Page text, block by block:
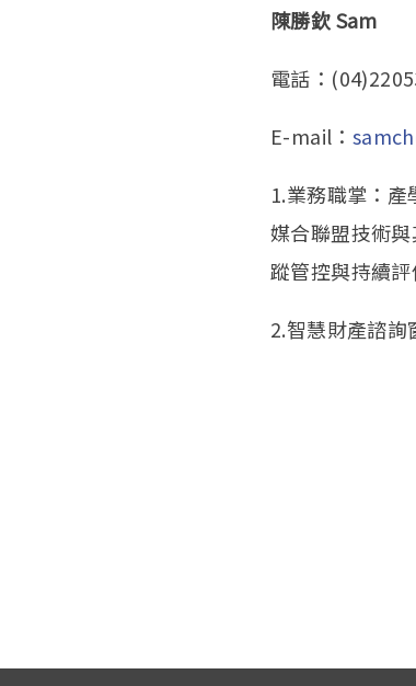
陳勝欽 Sam
電話：
E-mail：
1.業務職掌：
媒合聯盟技術
蹤管控與持續評
2.智慧財產諮詢